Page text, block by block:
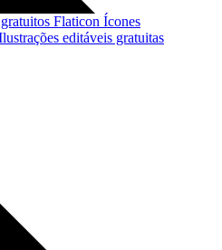
Flaticon Ícones
editáveis gratuitas